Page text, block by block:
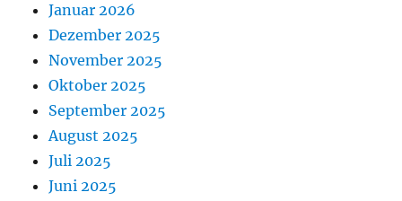
Januar 2026
Dezember 2025
November 2025
Oktober 2025
September 2025
August 2025
Juli 2025
Juni 2025